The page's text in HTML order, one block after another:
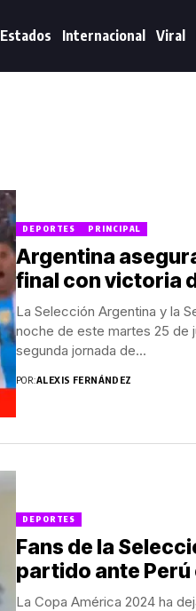
Estados Internacional Viral
DEPORTES PRINCIPAL
Argentina
final con victoria
La Selección Argentina y la
noche de este martes 25 de
segunda jornada de...
POR:ALEXIS FERNÁNDEZ
DEPORTES
Fans de la
partido ante
La Copa América 2024 ha